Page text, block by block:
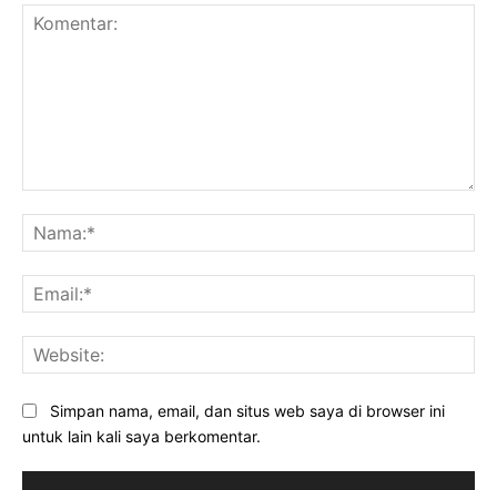
Simpan nama, email, dan situs web saya di browser ini
untuk lain kali saya berkomentar.